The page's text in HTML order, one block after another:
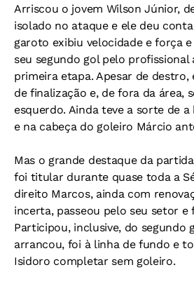
Arriscou o jovem Wilson Júnior,
isolado no ataque e ele deu
garoto exibiu velocidade e força
seu segundo gol pelo
primeira etapa. Apesar de
de finalização e, de fora da área,
esquerdo. Ainda teve a sorte de
e na cabeça do goleiro Márcio
Mas o grande destaque da
foi titular durante quase toda a
direito Marcos, ainda com
incerta, passeou pelo seu setor e
Participou, inclusive, do segundo
arrancou, foi à linha de fundo e
Isidoro completar sem goleiro.